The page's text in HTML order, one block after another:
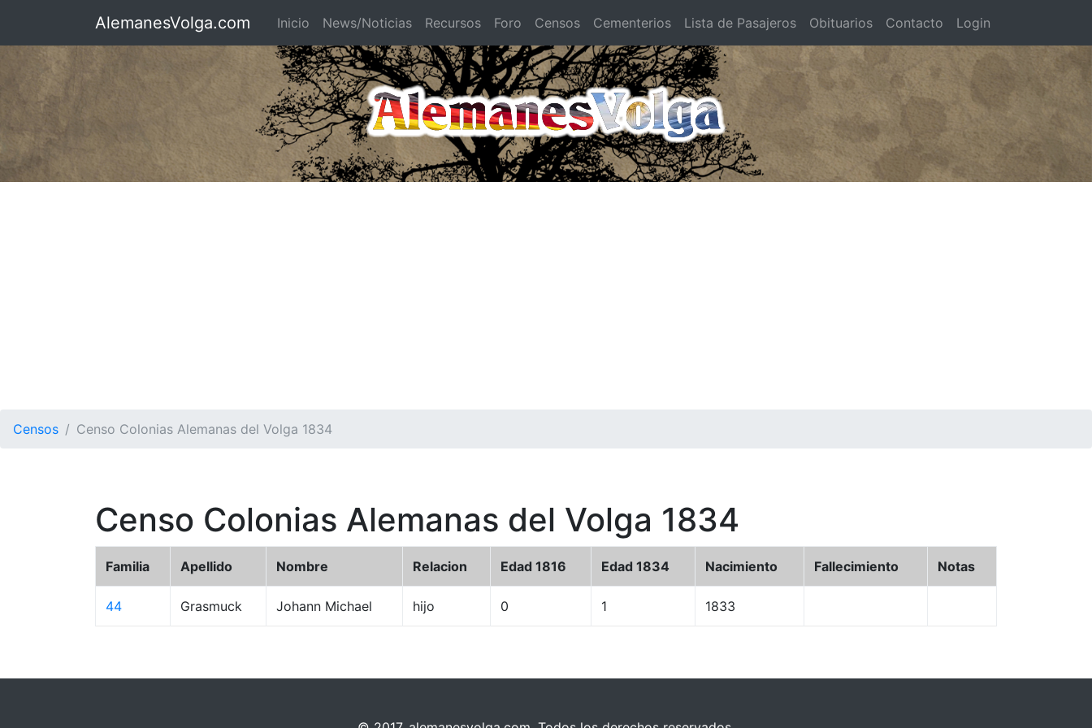
AlemanesVolga.com Inicio News/Noticias Recursos Foro Censos Cementerios Lista de Pasajeros Obituarios Contacto Login
Censos Censo Colonias Alemanas del Volga 1834
Censo Colonias Alemanas del Volga 1834
Familia Apellido Nombre Relacion Edad 1816 Edad 1834 Nacimiento Fallecimiento Notas
44 Grasmuck Johann Michael hijo 0 1 1833